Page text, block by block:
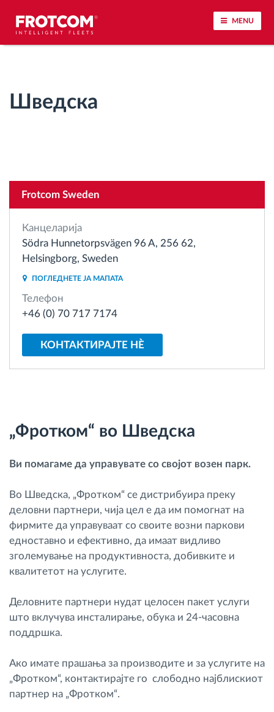
MENU
Анализа на возачкото однесување
Контрола на пристап
Планирање и следење на рутите
Автоматска идентификација на возачите
Калкулатор за заштеди
Шведска
Frotcom Sweden
Канцеларија
Södra Hunnetorpsvägen 96 A, 256 62,
Helsingborg, Sweden
ПОГЛЕДНЕТЕ ЈА МАПАТА
Телефон
+46 (0) 70 717 7174
КОНТАКТИРАЈТЕ НÈ
„Фротком“ во Шведска
Ви помагаме да управувате со својот возен парк.
Во Шведска, „Фротком“ се дистрибуира преку
деловни партнери, чија цел е да им помогнат на
фирмите да управуваат со своите возни паркови
едноставно и ефективно, да имаат видливо
зголемување на продуктивноста, добивките и
квалитетот на услугите.
Деловните партнери нудат целосен пакет услуги
што вклучува инсталирање, обука и 24-часовна
поддршка.
Ако имате прашања за производите и за услугите на
„Фротком“, контактирајте го слободно најблискиот
партнер на „Фротком“.